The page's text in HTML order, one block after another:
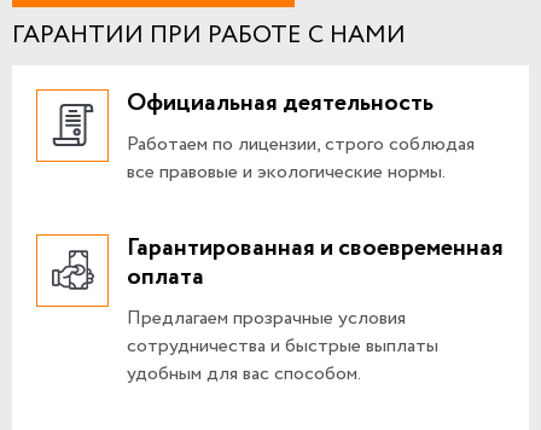
ГАРАНТИИ ПРИ РАБОТЕ С НАМИ
Официальная деятельность
Работаем по лицензии, строго соблюдая
все правовые и экологические нормы.
Гарантированная и своевременная
оплата
Предлагаем прозрачные условия
сотрудничества и быстрые выплаты
удобным для вас способом.